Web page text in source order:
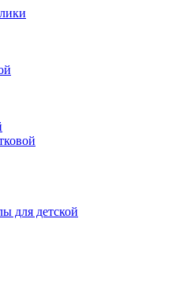
для детской